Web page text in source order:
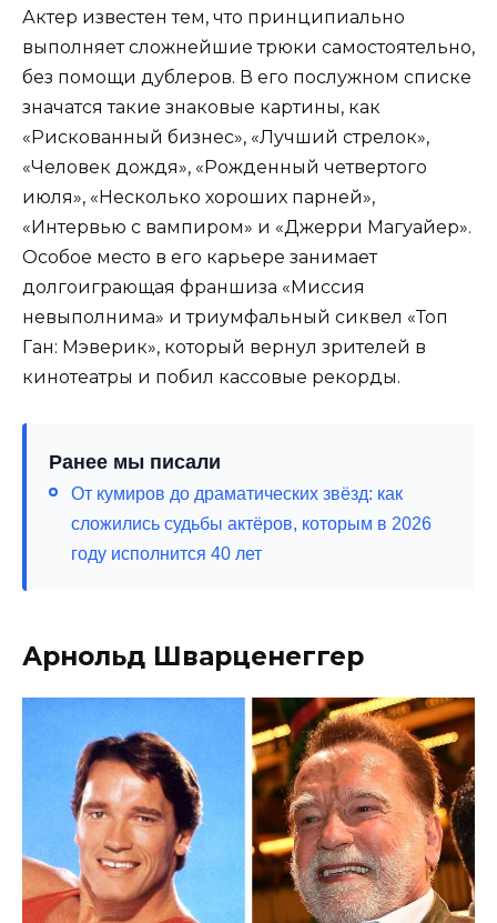
Актер известен тем, что принципиально
выполняет сложнейшие трюки самостоятельно,
без помощи дублеров. В его послужном списке
значатся такие знаковые картины, как
«Рискованный бизнес», «Лучший стрелок»,
«Человек дождя», «Рожденный четвертого
июля», «Несколько хороших парней»,
«Интервью с вампиром» и «Джерри Магуайер».
Особое место в его карьере занимает
долгоиграющая франшиза «Миссия
невыполнима» и триумфальный сиквел «Топ
Ган: Мэверик», который вернул зрителей в
кинотеатры и побил кассовые рекорды.
Ранее мы писали
От кумиров до драматических звёзд: как
сложились судьбы актёров, которым в 2026
году исполнится 40 лет
Арнольд Шварценеггер